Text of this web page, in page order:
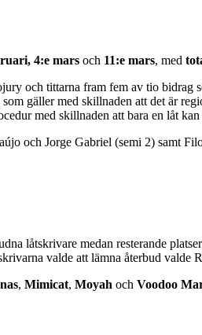
4:e mars och 11:e mars, med
och tittarna fram fem av tio
gäller med skillnaden att det är
med skillnaden att bara en låt
och Jorge Gabriel (semi 2) samt
låtskrivare medan resterande
valde att lämna återbud valde
, Mimicat, Moyah och Voodoo